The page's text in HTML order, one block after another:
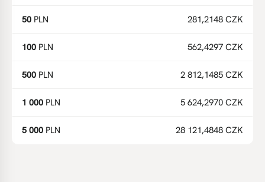
50 PLN 281,2148 CZK
100 PLN 562,4297 CZK
500 PLN 2 812,1485 CZK
1 000 PLN 5 624,2970 CZK
5 000 PLN 28 121,4848 CZK